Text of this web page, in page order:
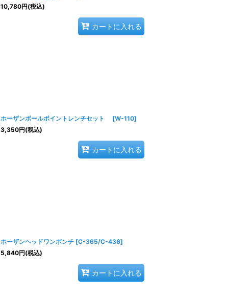
10,780円(税込)
カートに入れる
ホーザンボールポイントレンチセット [W-110]
3,350円(税込)
カートに入れる
ホーザンヘッドワンポンチ [C-365/C-436]
5,840円(税込)
カートに入れる